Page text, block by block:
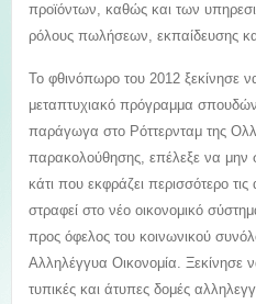
προϊόντων, καθώς και των
ρόλους πωλήσεων, εκπαίδευσης
Το φθινόπωρο του 2012 ξεκίνησε
μεταπτυχιακό πρόγραμμα
παράγωγα στο Ρόττερνταμ της
παρακολούθησης, επέλεξε να μην
κάτι που εκφράζει περισσότερο
στραφεί στο νέο οικονομικό
προς όφελος του κοινωνικού
Αλληλέγγυα Οικονομία. Ξεκίνησε
τυπικές και άτυπες δομές